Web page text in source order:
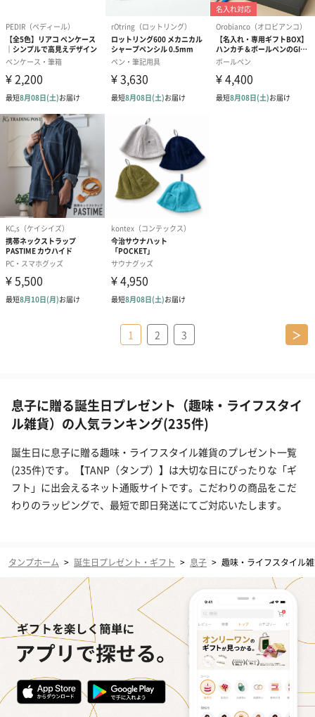
1 2 3 ＞
息子に贈る誕生日プレゼント（趣味・ライフスタイ
ル雑貨）の人気ランキング(235件)
誕生日に息子に贈る趣味・ライフスタイル雑貨のプレゼント一覧
(235件)です。【TANP（タンプ）】は大切な日にぴったりな「ギ
フト」に出会えるネット通販サイトです。こだわりの商品をこだ
わりのラッピングで、最短で即日発送にてご対応いたします。
タンプホーム > 誕生日プレゼント・ギフト > 息子 > 趣味・ライフスタイル